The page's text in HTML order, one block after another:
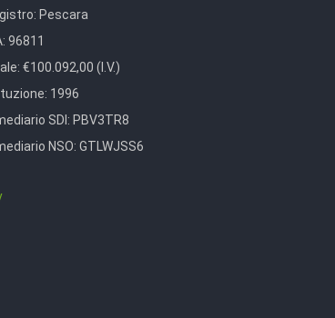
Pescara
96811
€100.092,00 (I.V.)
1996
SDI: PBV3TR8
NSO: GTLWJSS6